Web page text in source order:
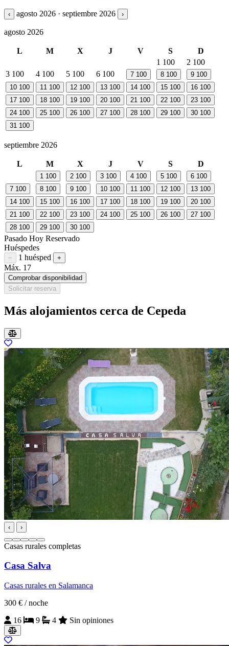
‹ agosto 2026 · septiembre 2026 ›
agosto 2026
L M X J V S
D
1 100 2 100
3 100 4 100 5 100 6 100 7 100 8 100 9 100
10 100 11 100 12 100 13 100 14 100 15 100 16 100
17 100 18 100 19 100 20 100 21 100 22 100 23 100
24 100 25 100 26 100 27 100 28 100 29 100 30 100
31 100
septiembre 2026
L M X J V S D
1 100 2 100 3 100 4 100 5 100 6 100
7 100 8 100 9 100 10 100 11 100 12 100 13 100
14 100 15 100 16 100 17 100 18 100 19 100 20 100
21 100 22 100 23 100 24 100 25 100 26 100 27 100
28 100 29 100 30 100
Pasado Hoy Reservado
Huéspedes
Restar huésped
− 1 huésped Sumar huésped
+
Máx. 17
Comprobar disponibilidad
Solicitar reserva
Más alojamientos cerca de Cepeda
‹ ›
Casas rurales completas
Casa Salva
Casas rurales en Salamanca
300 € / noche
16
9 4 Sin opiniones